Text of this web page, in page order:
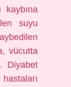
suyu
vücutta
Diyabet